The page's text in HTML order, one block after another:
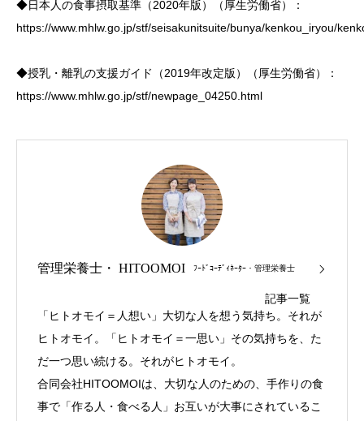
◆日本人の食事摂取基準（2020年版）（厚生労働省）：
https://www.mhlw.go.jp/stf/seisakunitsuite/bunya/kenkou_iryou/
◆授乳・離乳の支援ガイド（2019年改定版）（厚生労働省）：
https://www.mhlw.go.jp/stf/newpage_04250.html
管理栄養士・ HITOOMOI ﾌｰﾄﾞｺｰﾃﾞｨﾈｰﾀｰ・管理栄養士
記事一覧
「ヒトオモイ＝人想い」大切な人を想う気持ち。それが
ヒトオモイ。「ヒトオモイ＝一思い」その気持ちを、た
だ一つ思い続ける。それがヒトオモイ。
合同会社HITOOMOIは、大切な人のための、手作りの食
事で「作る人・食べる人」お互いが大事にされているこ